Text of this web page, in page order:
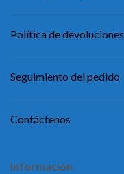
Política de devoluciones
Seguimiento del pedido
Contáctenos
Información